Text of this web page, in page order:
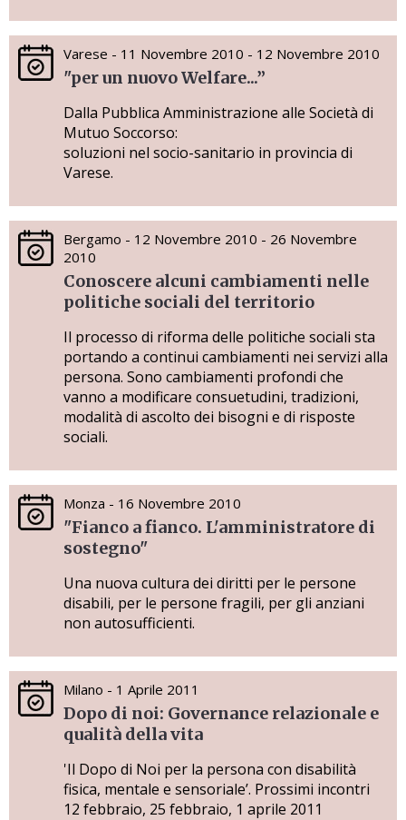
Varese - 11 Novembre 2010 - 12 Novembre 2010
"per un nuovo Welfare...”
Dalla Pubblica Amministrazione alle Società di
Mutuo Soccorso:
soluzioni nel socio-sanitario in provincia di
Varese.
Bergamo - 12 Novembre 2010 - 26 Novembre
2010
Conoscere alcuni cambiamenti nelle
politiche sociali del territorio
Il processo di riforma delle politiche sociali sta
portando a continui cambiamenti nei servizi alla
persona. Sono cambiamenti profondi che
vanno a modificare consuetudini, tradizioni,
modalità di ascolto dei bisogni e di risposte
sociali.
Monza - 16 Novembre 2010
"Fianco a fianco. L'amministratore di
sostegno"
Una nuova cultura dei diritti per le persone
disabili, per le persone fragili, per gli anziani
non autosufficienti.
Milano - 1 Aprile 2011
Dopo di noi: Governance relazionale e
qualità della vita
'Il Dopo di Noi per la persona con disabilità
fisica, mentale e sensoriale’. Prossimi incontri
12 febbraio, 25 febbraio, 1 aprile 2011